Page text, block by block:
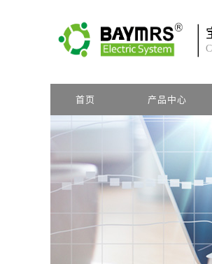
首页 产品中心